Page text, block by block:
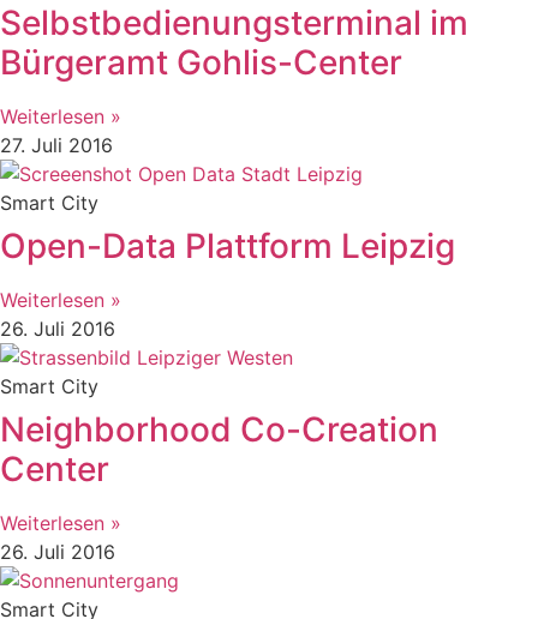
Selbstbedienungsterminal im
Bürgeramt Gohlis-Center
Weiterlesen »
27. Juli 2016
Smart City
Open-Data Plattform Leipzig
Weiterlesen »
26. Juli 2016
Smart City
Neighborhood Co-Creation
Center
Weiterlesen »
26. Juli 2016
Smart City